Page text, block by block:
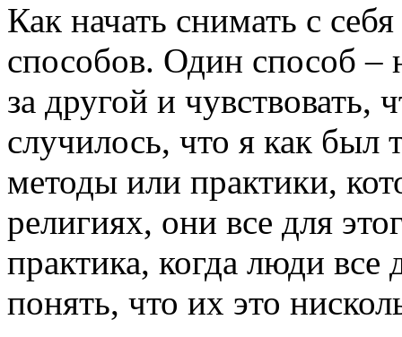
Как начать снимать с
способов. Один способ –
за другой и чувствовать,
случилось, что я как был
методы или практики,
религиях, они все для
практика, когда люди все
понять, что их это